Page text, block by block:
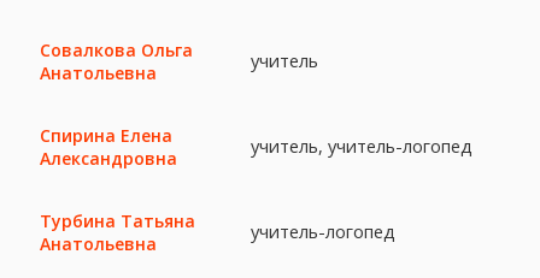
Совалкова Ольга
Анатольевна
учитель
Спирина Елена
Александровна
учитель, учитель-логопед
Турбина Татьяна
Анатольевна
учитель-логопед